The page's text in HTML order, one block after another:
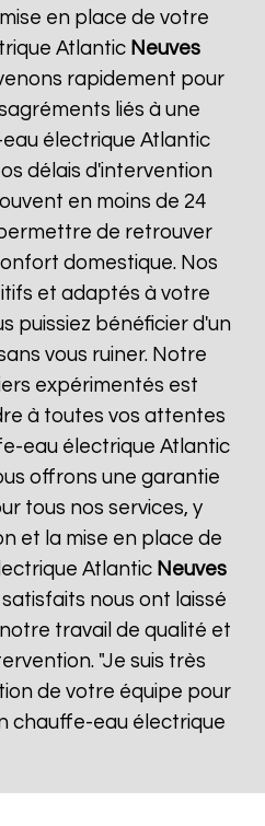
en place de votre
Atlantic Neuves
rapidement pour
liés à une
électrique Atlantic
délais d'intervention
en moins de 24
de retrouver
domestique. Nos
et adaptés à votre
puissiez bénéficier d'un
vous ruiner. Notre
expérimentés est
à toutes vos attentes
eau électrique Atlantic
offrons une garantie
tous nos services, y
et la mise en place de
Atlantic Neuves
nous ont laissé
travail de qualité et
"Je suis très
de votre équipe pour
chauffe-eau électrique